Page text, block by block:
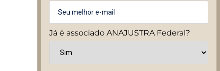
Já é associado ANAJUSTRA Federal?